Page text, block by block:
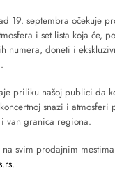
19. septembra očekuje
i set lista koja će,
numera, doneti i
priliku našoj publici da
snazi i atmosferi
van granica regiona.
na svim prodajnim